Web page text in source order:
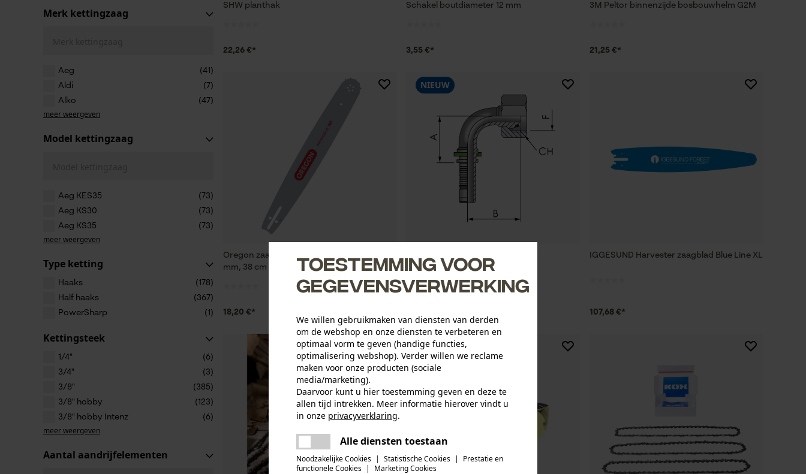
Merk kettingzaag
Aeg
(41)
Aldi
(7)
Alko
(47)
meer weergeven
Model kettingzaag
Aeg KES35
(73)
Aeg KS30
(73)
Aeg KS35
(73)
meer weergeven
Type ketting
Haaks
(178)
Half haaks
(367)
PowerSharp
(1)
Kettingsteek
1/4"
(6)
3/4"
(3)
3/8"
(385)
3/8" hobby
(123)
3/8" hobby Intenz
(6)
meer weergeven
Aantal aandrijfelementen
SHW planthak
22,26 €*
Schakel boutdiameter 12 mm
3,55 €*
3M Peltor binnenzijde bosbouwhelm G2M
21,25 €*
Oregon zaagblad Advancecut .325", 1.5
mm, 38 cm
18,20 €*
NIEUW
IGGESUND Harvester zaagblad Blue Line XL
107,68 €*
Toestemming voor
gegevensverwerking
We willen gebruikmaken van diensten van derden
om de webshop en onze diensten te verbeteren en
optimaal vorm te geven (handige functies,
optimalisering webshop). Verder willen we reclame
maken voor onze producten (sociale
media/marketing).
Daarvoor kunt u hier toestemming geven en deze te
allen tijd intrekken. Meer informatie hierover vindt u
in onze privacyverklaring.
Alle diensten toestaan
Noodzakelijke Cookies | Statistische Cookies |
Prestatie en
functionele Cookies | Marketing Cookies
opnieuw te proberen.
mail